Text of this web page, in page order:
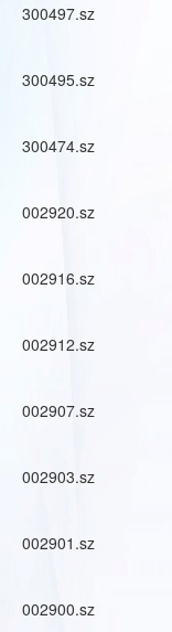
300497.sz
300495.sz
300474.sz
002920.sz
002916.sz
002912.sz
002907.sz
002903.sz
002901.sz
002900.sz